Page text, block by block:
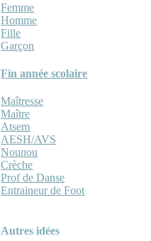
Femme
Homme
Fille
Garçon
Fin année scolaire
Maîtresse
Maître
Atsem
AESH/AVS
Nounou
Crèche
Prof de Danse
Entraineur de Foot
Autres idées